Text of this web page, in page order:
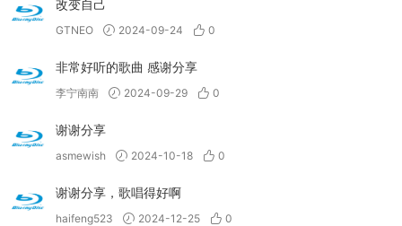
改变自己
GTNEO 2024-09-24 0
非常好听的歌曲 感谢分享
李宁南南 2024-09-29 0
谢谢分享
asmewish 2024-10-18 0
谢谢分享，歌唱得好啊
haifeng523 2024-12-25 0